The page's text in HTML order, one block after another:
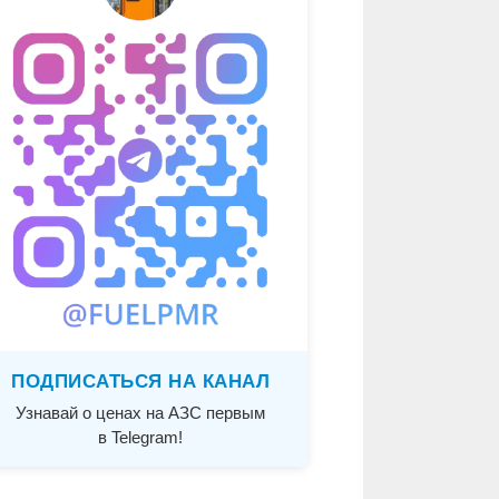
ПОДПИСАТЬСЯ НА КАНАЛ
Узнавай о ценах на АЗС первым
в Telegram!